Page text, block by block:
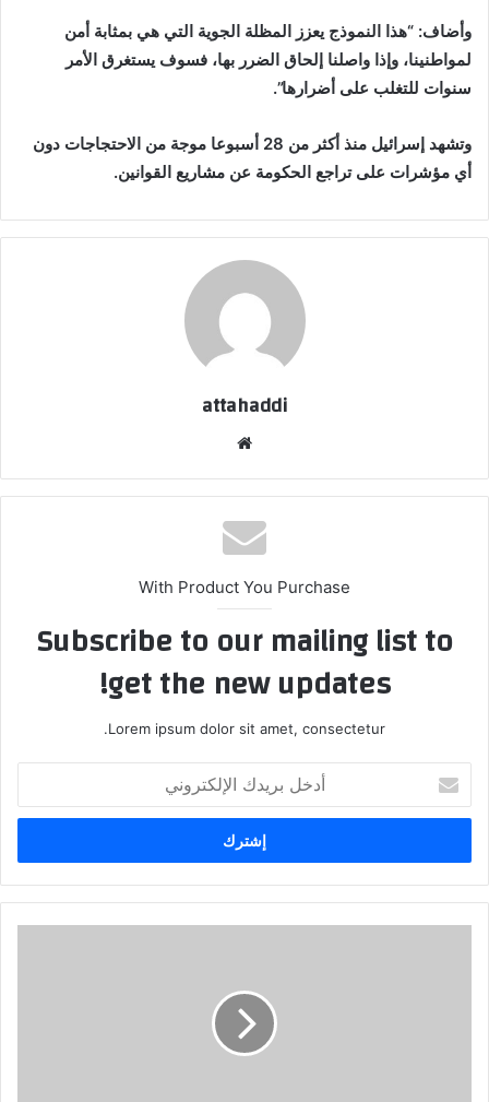
وأضاف: “هذا النموذج يعزز المظلة الجوية التي هي بمثابة أمن
لمواطنينا، وإذا واصلنا إلحاق الضرر بها، فسوف يستغرق الأمر
سنوات للتغلب على أضرارها”.
وتشهد إسرائيل منذ أكثر من 28 أسبوعا موجة من الاحتجاجات دون
أي مؤشرات على تراجع الحكومة عن مشاريع القوانين.
attahaddi
With Product You Purchase
Subscribe to our mailing list to
get the new updates!
Lorem ipsum dolor sit amet, consectetur.
بريدك
الإلكتروني